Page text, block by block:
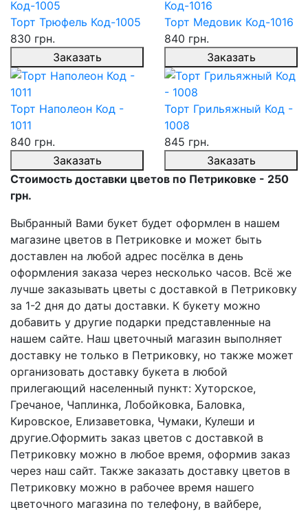
Торт Трюфель Код-1005
830 грн.
Заказать
Торт Медовик Код-1016
840 грн.
Заказать
Торт Наполеон Код -
1011
840 грн.
Заказать
Торт Грильяжный Код -
1008
845 грн.
Заказать
Стоимость доставки цветов по Петриковке - 250
грн.
Выбранный Вами букет будет оформлен в нашем
магазине цветов в Петриковке и может быть
доставлен на любой адрес посёлка в день
оформления заказа через несколько часов. Всё же
лучше заказывать цветы с доставкой в Петриковку
за 1-2 дня до даты доставки. К букету можно
добавить у другие подарки представленные на
нашем сайте. Наш цветочный магазин выполняет
доставку не только в Петриковку, но также может
организовать доставку букета в любой
прилегающий населенный пункт: Хуторское,
Гречаное, Чаплинка, Лобойковка, Баловка,
Кировское, Елизаветовка, Чумаки, Кулеши и
другие.Оформить заказ цветов с доставкой в
Петриковку можно в любое время, оформив заказ
через наш сайт. Также заказать доставку цветов в
Петриковку можно в рабочее время нашего
цветочного магазина по телефону, в вайбере,